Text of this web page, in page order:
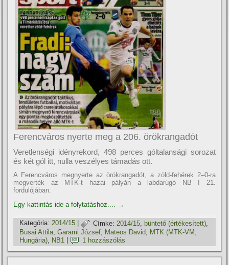
Ferencváros nyerte meg a 206. örökrangadót
Veretlenségi idényrekord, 498 perces góltalansági sorozat
és két gól itt, nulla veszélyes támadás ott.
A Ferencváros megnyerte az örökrangadót, a zöld-fehérek 2–0-ra
megverték az MTK-t hazai pályán a labdarúgó NB I 21.
fordulójában.
Egy kattintás ide a folytatáshoz.... →
Kategória: 2014/15 | Címke: 2014/15 ,büntető (értékesí­tett)
Busai Attila,Garami József, Mateos David, MTK (MTK-VM;
Hungária) NB1 1 hozzászólás